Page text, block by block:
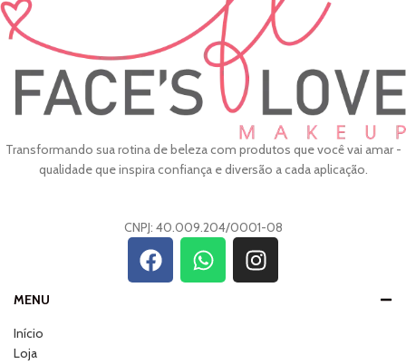
Transformando sua rotina de beleza com produtos que você vai amar -
qualidade que inspira confiança e diversão a cada aplicação.
CNPJ: 40.009.204/0001-08
MENU
Início
Loja